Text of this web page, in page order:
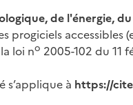
de l'énergie,
progiciels
loi no 2005-102 du 11
s’applique à https://